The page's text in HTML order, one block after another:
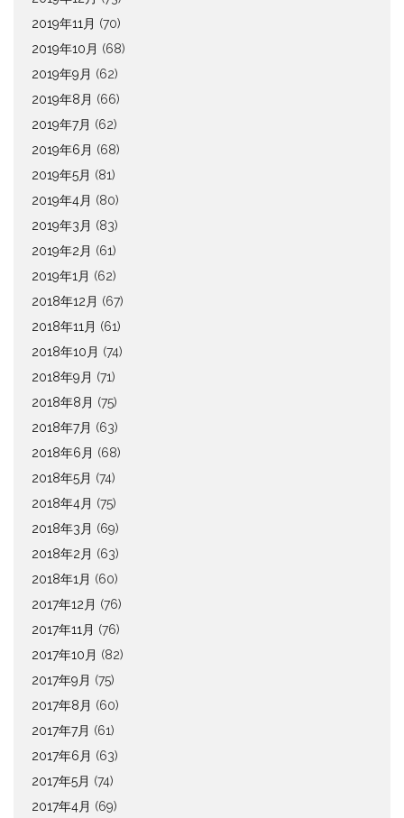
2019年11月 (70)
2019年10月 (68)
2019年9月 (62)
2019年8月 (66)
2019年7月 (62)
2019年6月 (68)
2019年5月 (81)
2019年4月 (80)
2019年3月 (83)
2019年2月 (61)
2019年1月 (62)
2018年12月 (67)
2018年11月 (61)
2018年10月 (74)
2018年9月 (71)
2018年8月 (75)
2018年7月 (63)
2018年6月 (68)
2018年5月 (74)
2018年4月 (75)
2018年3月 (69)
2018年2月 (63)
2018年1月 (60)
2017年12月 (76)
2017年11月 (76)
2017年10月 (82)
2017年9月 (75)
2017年8月 (60)
2017年7月 (61)
2017年6月 (63)
2017年5月 (74)
2017年4月 (69)